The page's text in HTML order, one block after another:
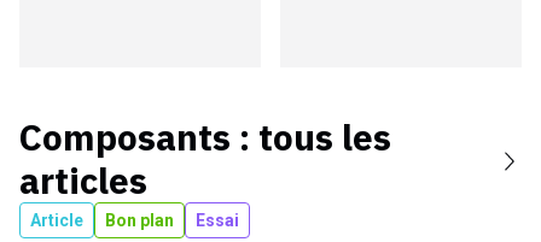
Composants : tous les
articles
Article Bon plan Essai